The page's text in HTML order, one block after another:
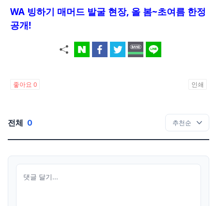
WA 빙하기 매머드 발굴 현장, 올 봄~초여름 한정
공개!
좋아요 0 인쇄
전체 0